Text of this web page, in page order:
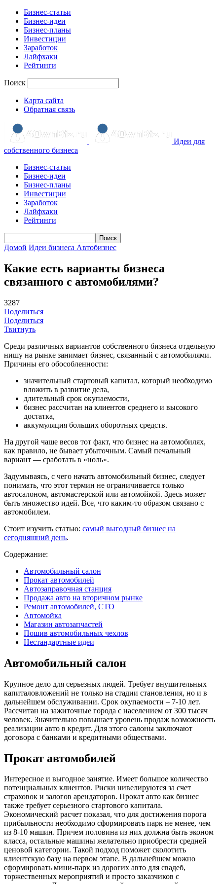
Бизнес-статьи
Бизнес-идеи
Бизнес-планы
Инвестиции
Заработок
Лайфхаки
Рейтинги
Поиск
Карта сайта
Обратная связь
Идеи для
собственного бизнеса
Бизнес-статьи
Бизнес-идеи
Бизнес-планы
Инвестиции
Заработок
Лайфхаки
Рейтинги
Домой Идеи бизнеса Автобизнес
Какие есть варианты бизнеса
связанного с автомобилями?
3287
Поделиться
Поделиться
Твитнуть
Среди различных вариантов собственного бизнеса отдельную
нишу на рынке занимает бизнес, связанный с автомобилями.
Причины его обособленности:
значительный стартовый капитал, который необходимо
вложить в развитие дела,
длительный срок окупаемости,
бизнес рассчитан на клиентов среднего и высокого
достатка,
аккумуляция больших оборотных средств.
На другой чаше весов тот факт, что бизнес на автомобилях,
как правило, не бывает убыточным. Самый печальный
вариант — сработать в «ноль».
Задумываясь, с чего начать автомобильный бизнес, следует
понимать, что этот термин не ограничивается только
автосалоном, автомастерской или автомойкой. Здесь может
быть множество идей. Все, что каким-то образом связано с
автомобилем.
Стоит изучить статью: самый выгодный бизнес на
сегодняшний день.
Содержание:
Автомобильный салон
Прокат автомобилей
Автозаправочная станция
Продажа авто на вторичном рынке
Ремонт автомобилей, СТО
Автомойка
Магазин автозапчастей
Пошив автомобильных чехлов
Нестандартные идеи
Автомобильный салон
Крупное дело для серьезных людей. Требует внушительных
капиталовложений не только на стадии становления, но и в
дальнейшем обслуживании. Срок окупаемости – 7-10 лет.
Рассчитан на зажиточные города с населением от 300 тысяч
человек. Значительно повышает уровень продаж возможность
реализации авто в кредит. Для этого салоны заключают
договора с банками и кредитными обществами.
Прокат автомобилей
Интересное и выгодное занятие. Имеет большое количество
потенциальных клиентов. Риски нивелируются за счет
страховок и залогов арендаторов. Прокат авто как бизнес
также требует серьезного стартового капитала.
Экономический расчет показал, что для достижения порога
прибыльности необходимо сформировать парк не менее, чем
из 8-10 машин. Причем половина из них должна быть эконом
класса, остальные машины желательно приобрести средней
ценовой категории. Такой подход поможет сколотить
клиентскую базу на первом этапе. В дальнейшем можно
сформировать мини-парк из дорогих авто для свадеб,
торжественных мероприятий и просто заказчиков с